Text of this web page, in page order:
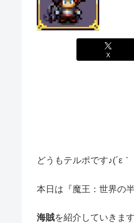
X
どうもテルポです♪(´ε｀
本日は『魔王：世界の
海賊を紹介していきます